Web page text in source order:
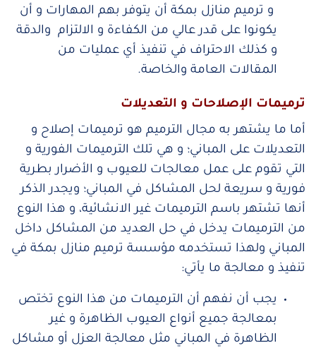
و ترميم منازل بمكة أن يتوفر بهم المهارات و أن
يكونوا على قدر عالي من الكفاءة و الالتزام والدقة
و كذلك الاحتراف في تنفيذ أي عمليات من
المقالات العامة والخاصة.
ترميمات الإصلاحات و التعديلات
أما ما يشتهر به مجال الترميم هو ترميمات إصلاح و
التعديلات على المباني؛ و هي تلك الترميمات الفورية و
التي تقوم على عمل معالجات للعيوب و الأضرار بطرية
فورية و سريعة لحل المشاكل في المباني؛ ويجدر الذكر
أنها تشتهر باسم الترميمات غير الانشائية، و هذا النوع
من الترميمات يدخل في حل العديد من المشاكل داخل
المباني ولهذا تستخدمه مؤسسة ترميم منازل بمكة في
تنفيذ و معالجة ما يأتي:
يجب أن نفهم أن الترميمات من هذا النوع تختص
بمعالجة جميع أنواع العيوب الظاهرة و غير
الظاهرة في المباني مثل معالجة العزل أو مشاكل